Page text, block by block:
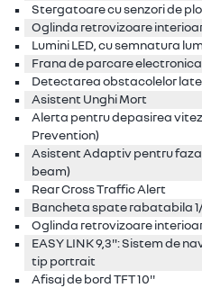
Stergatoare cu senzori de
Oglinda retrovizoare
Lumini LED, cu semnatura
Frana de parcare
Detectarea obstacolelor
Asistent Unghi Mort
Alerta pentru depasirea
Prevention)
Asistent Adaptiv pentru faza
beam)
Rear Cross Traffic Alert
Bancheta spate rabatabila 1/
Oglinda retrovizoare
EASY LINK 9,3": Sistem de
tip portrait
Afisaj de bord TFT 10''